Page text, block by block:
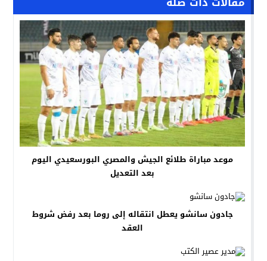
موعد مباراة طلائع الجيش والمصري البورسعيدي اليوم
بعد التعديل
جادون سانشو يعطل انتقاله إلى روما بعد رفض شروط
العقد